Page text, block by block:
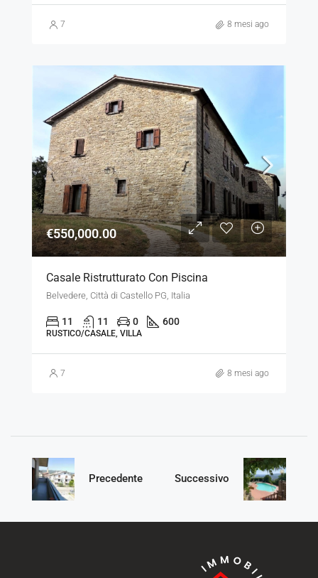
7 8 mesi ago
€550,000.00
Casale Ristrutturato Con Piscina
Belvedere, Città di Castello PG, Italia
11 11 0 600
RUSTICO/CASALE, VILLA
7 8 mesi ago
Precedente Successivo